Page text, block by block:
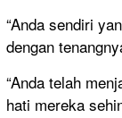
“Anda sendiri
dengan
“Anda telah
hati mereka